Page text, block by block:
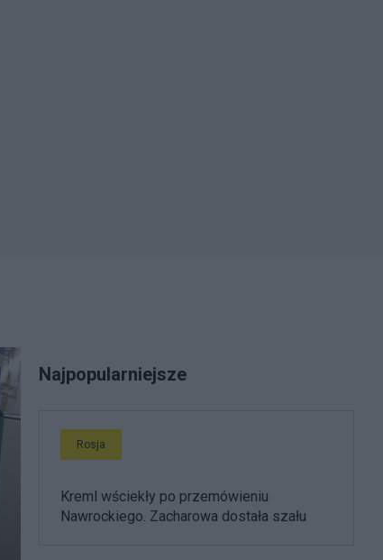
Najpopularniejsze
Rosja
Kreml wściekły po przemówieniu
Nawrockiego. Zacharowa dostała szału